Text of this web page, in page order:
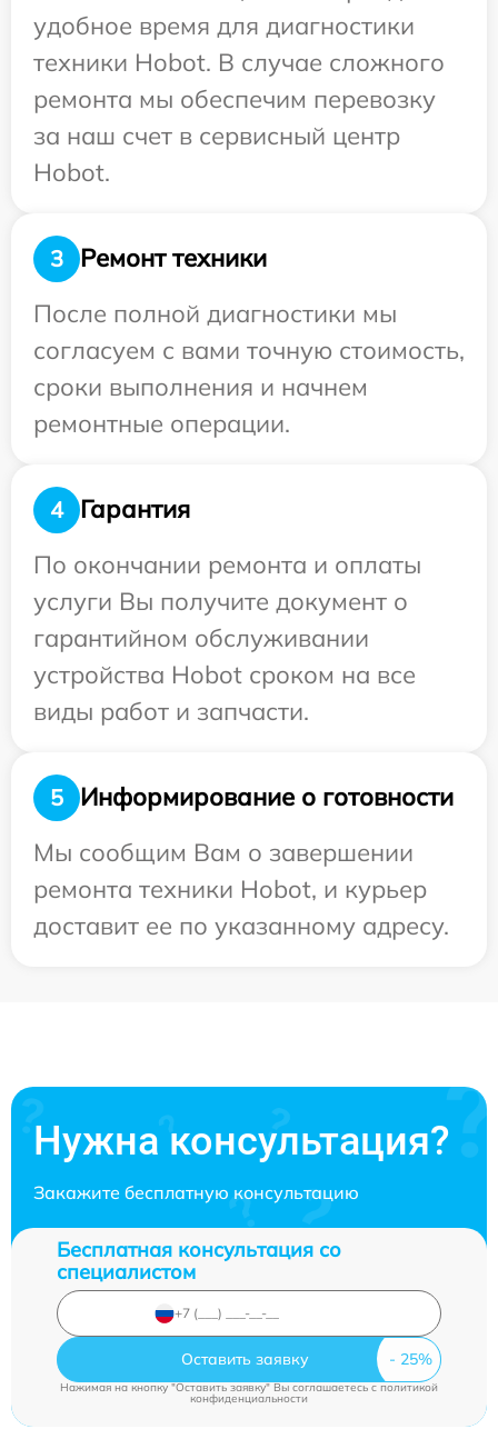
удобное время для диагностики
техники Hobot. В случае сложного
ремонта мы обеспечим перевозку
за наш счет в сервисный центр
Hobot.
3
Ремонт техники
После полной диагностики мы
согласуем с вами точную стоимость,
сроки выполнения и начнем
ремонтные операции.
4
Гарантия
По окончании ремонта и оплаты
услуги Вы получите документ о
гарантийном обслуживании
устройства Hobot сроком на все
виды работ и запчасти.
5
Информирование о готовности
Мы сообщим Вам о завершении
ремонта техники Hobot, и курьер
доставит ее по указанному адресу.
Нужна консультация?
Закажите бесплатную консультацию
Бесплатная консультация со
специалистом
Оставить заявку
Нажимая на кнопку "Оставить заявку" Вы соглашаетесь cполитикой
конфиденциальности